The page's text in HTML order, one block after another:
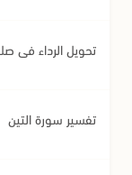
تحويل الرداء في
تفسير سورة التين